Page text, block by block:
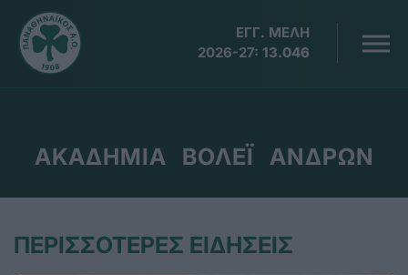
ΕΓΓ. ΜΕΛΗ
2026-27: 13.046
ΑΚΑΔΗΜΙΑ ΒΟΛΕΪ ΑΝΔΡΩΝ
ΠΕΡΙΣΣΟΤΕΡΕΣ ΕΙΔΗΣΕΙΣ